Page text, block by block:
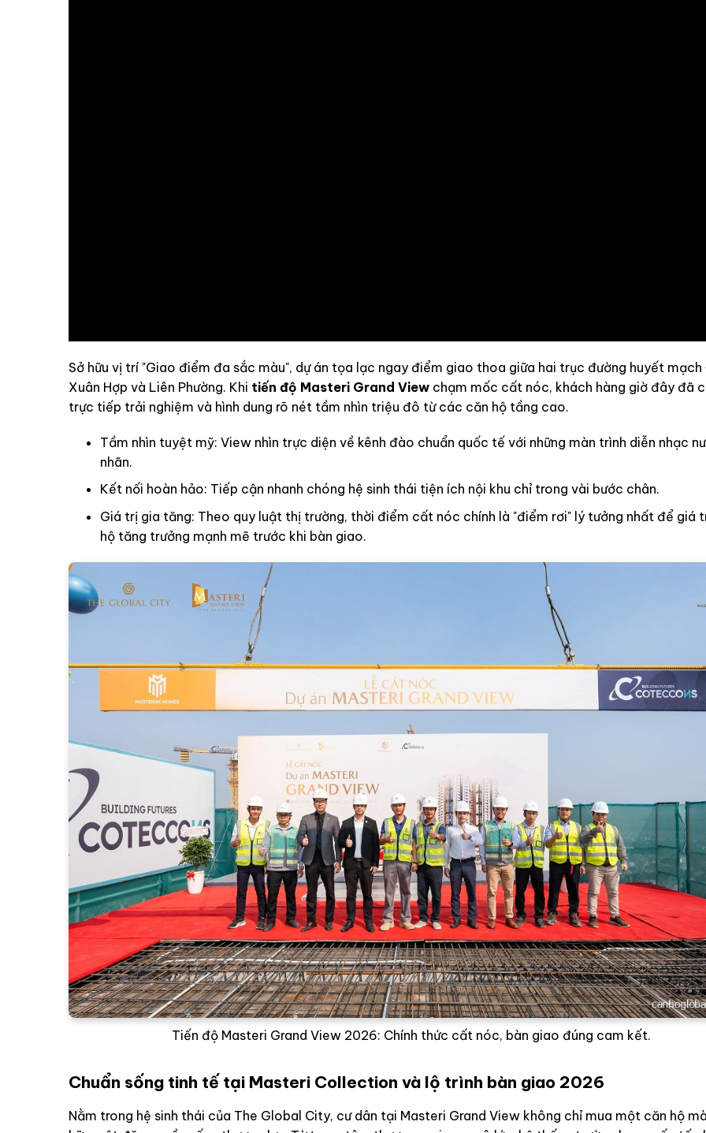
Sở hữu vị trí "Giao điểm đa sắc màu", dự án tọa lạc ngay điểm giao thoa giữa hai trục đường huyết
Xuân Hợp và Liên Phường. Khi tiến độ Masteri Grand View chạm mốc cất nóc, khách hàng giờ đây đã
trực tiếp trải nghiệm và hình dung rõ nét tầm nhìn triệu đô từ các căn hộ tầng cao.
Tầm nhìn tuyệt mỹ: View nhìn trực diện về kênh đào chuẩn quốc tế với những màn trình diễn nhạc
nhãn.
Kết nối hoàn hảo: Tiếp cận nhanh chóng hệ sinh thái tiện ích nội khu chỉ trong vài bước chân.
Giá trị gia tăng: Theo quy luật thị trường, thời điểm cất nóc chính là "điểm rơi" lý tưởng nhất để giá
hộ tăng trưởng mạnh mẽ trước khi bàn giao.
Tiến độ Masteri Grand View 2026: Chính thức cất nóc, bàn giao đúng cam kết.
Chuẩn sống tinh tế tại Masteri Collection và lộ trình bàn giao 2026
Nằm trong hệ sinh thái của The Global City, cư dân tại Masteri Grand View không chỉ mua một căn hộ